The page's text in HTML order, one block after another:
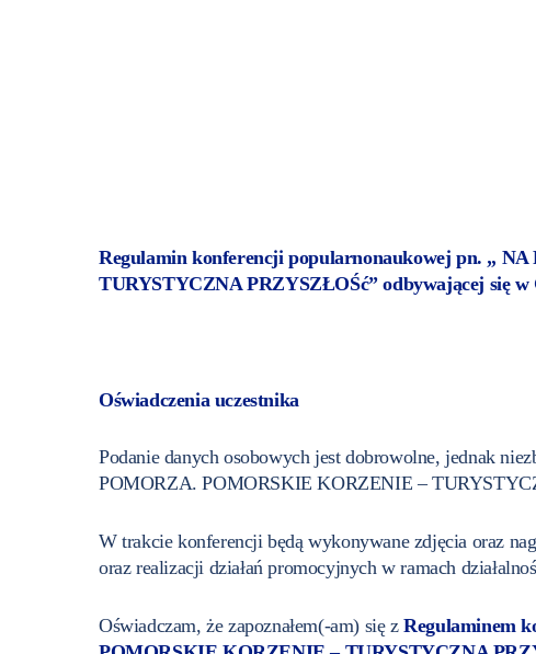
Regulamin konferencji popularnonaukowej pn. „
TURYSTYCZNA PRZYSZŁOŚć” odbywającej się w
Oświadczenia uczestnika
Podanie danych osobowych jest dobrowolne, jednak
POMORZA. POMORSKIE KORZENIE –
W trakcie konferencji będą wykonywane zdjęcia oraz
oraz realizacji działań promocyjnych w ramach
Oświadczam, że zapoznałem(-am) się zRegulaminem